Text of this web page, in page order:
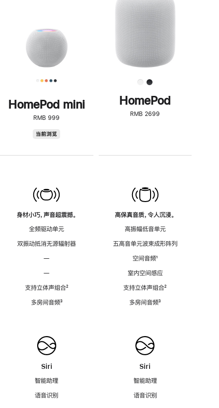
HomePod mini
RMB 999
当前浏览
身材小巧，声音超震撼。
全频驱动单元
双振动抵消无源辐射器
—
—
支持立体声组合脚
²
多房间音频脚
³
Siri
智能助理
语音识别
了
解
HomePod<
HomePod
RMB 2699
高保真音质，令人沉浸。
高振幅低音单元
五高音单元波束成形阵列
空间音频脚
¹
室内空间感应
支持立体声组合脚
²
多房间音频脚
³
Siri
智能助理
语音识别